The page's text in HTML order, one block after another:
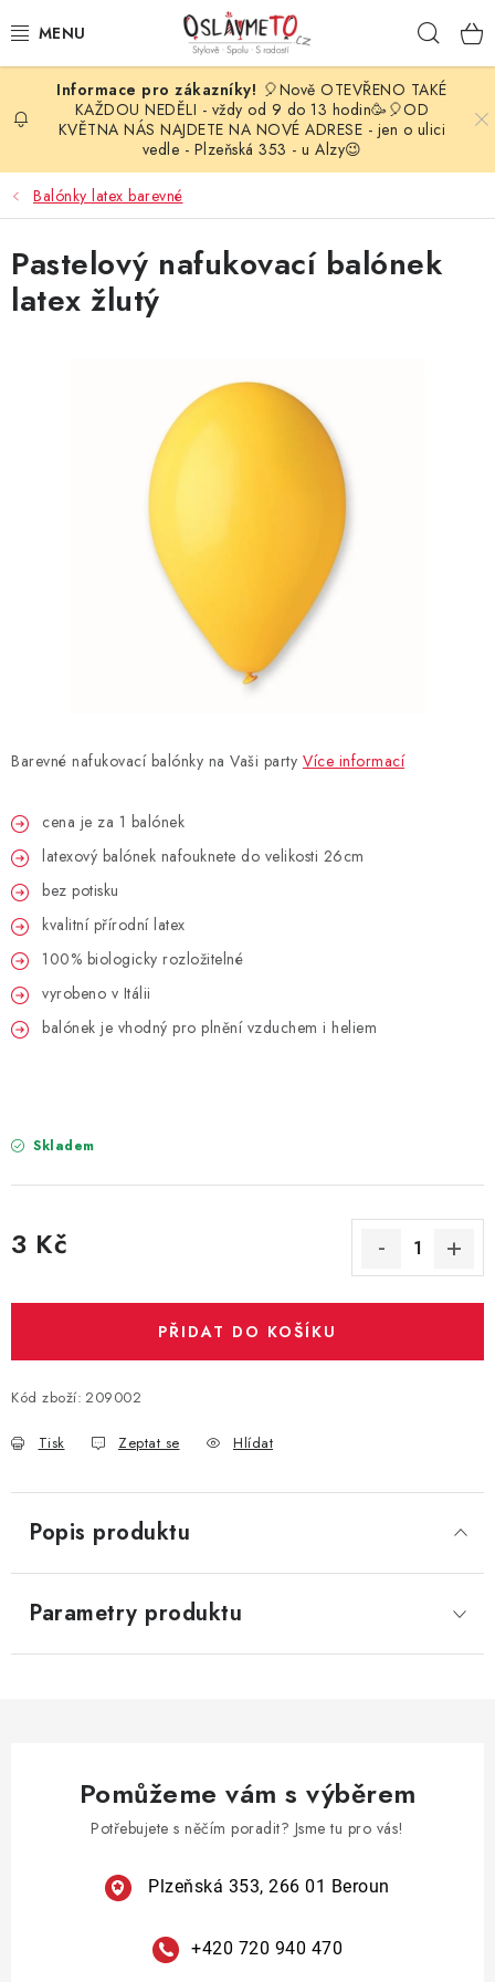
na
OSLAVA NAROZENIN
STYLOVÁ PARTY
DEKORACE A VÝZDOBA
BALÓNKY
KARNEVALOVÉ KOSTÝMY
SVATEBNÍ DOPLŇKY
BARVY NA OBLIČEJ A VLASY
BLAHOPŘÁNÍ
DORTOVÉ SVÍČKY A OZDOBY
DÁRKY
HELIUM NA BALÓNKY
LAMPIONY
OSLAVA PODLE BAREV
PARTY FOTOKOUTEK
ORGANZY, STOLOVÉ ŠERPY
Kontakty
Obchodní podmínky
Podmínky ochrany osobních údajů
🎈Nově OTEVŘENO TAKÉ
KAŽDOU NEDĚLI - vždy od 9 do 13 hodin🥳🎈OD
KVĚTNA NÁS NAJDETE NA NOVÉ ADRESE - jen o ulici
vedle - Plzeňská 353 - u Alzy😉
Balónky latex barevné
Barevné nafukovací balónky na Vaši party Více informací
cena je za 1 balónek
latexový balónek nafouknete do velikosti 26cm
bez potisku
kvalitní přírodní latex
100% biologicky rozložitelné
vyrobeno v Itálii
balónek je vhodný pro plnění vzduchem i heliem
Skladem
3 Kč
PŘIDAT DO KOŠÍKU
Kód zboží: 209002
Tisk Zeptat se Hlídat
Pastelový nafukovací balónek
latex žlutý
Popis produktu
Parametry produktu
Pomůžeme vám s výběrem
Potřebujete s něčím poradit? Jsme tu pro vás!
Plzeňská 353, 266 01 Beroun
+420 720 940 470